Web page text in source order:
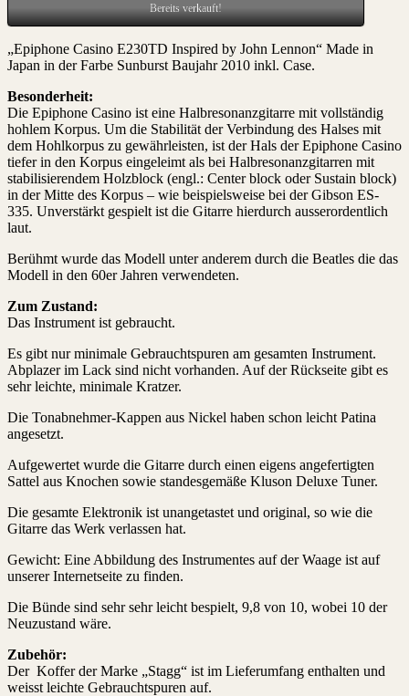
Bereits verkauft!
„Epiphone Casino E230TD Inspired by John Lennon“ Made in
Japan in der Farbe Sunburst Baujahr 2010 inkl. Case.
Besonderheit:
Die Epiphone Casino ist eine Halbresonanzgitarre mit vollständig
hohlem Korpus. Um die Stabilität der Verbindung des Halses mit
dem Hohlkorpus zu gewährleisten, ist der Hals der Epiphone Casino
tiefer in den Korpus eingeleimt als bei Halbresonanzgitarren mit
stabilisierendem Holzblock (engl.: Center block oder Sustain block)
in der Mitte des Korpus – wie beispielsweise bei der Gibson ES-
335. Unverstärkt gespielt ist die Gitarre hierdurch ausserordentlich
laut.
Berühmt wurde das Modell unter anderem durch die Beatles die das
Modell in den 60er Jahren verwendeten.
Zum Zustand:
Das Instrument ist gebraucht.
Es gibt nur minimale Gebrauchtspuren am gesamten Instrument.
Abplazer im Lack sind nicht vorhanden. Auf der Rückseite gibt es
sehr leichte, minimale Kratzer.
Die Tonabnehmer-Kappen aus Nickel haben schon leicht Patina
angesetzt.
Aufgewertet wurde die Gitarre durch einen eigens angefertigten
Sattel aus Knochen sowie standesgemäße Kluson Deluxe Tuner.
Die gesamte Elektronik ist unangetastet und original, so wie die
Gitarre das Werk verlassen hat.
Gewicht: Eine Abbildung des Instrumentes auf der Waage ist auf
unserer Internetseite zu finden.
Die Bünde sind sehr sehr leicht bespielt, 9,8 von 10, wobei 10 der
Neuzustand wäre.
Zubehör:
Der Koffer der Marke „Stagg“ ist im Lieferumfang enthalten und
weisst leichte Gebrauchtspuren auf.